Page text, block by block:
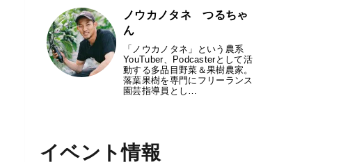
ノウカノタネ つるちゃ
ん
「ノウカノタネ」という農系
YouTuber、Podcasterとして活
動する多品目野菜＆果樹農家。
落葉果樹を専門にフリーランス
園芸指導員とし…
イベント情報